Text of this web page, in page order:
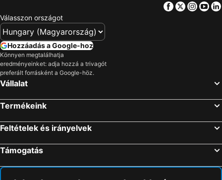
Facebook
Twitter
Válasszon országot
Hozzáadás a Google-hoz
Könnyen megtalálhatja
eredményeinket: adja hozzá a trivagót
preferált forrásként a Google-höz.
Vállalat
Termékeink
Feltételek és irányelvek
Támogatás